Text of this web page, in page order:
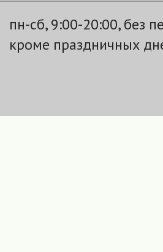
пн-сб, 9:00-20:00, без
кроме праздничных